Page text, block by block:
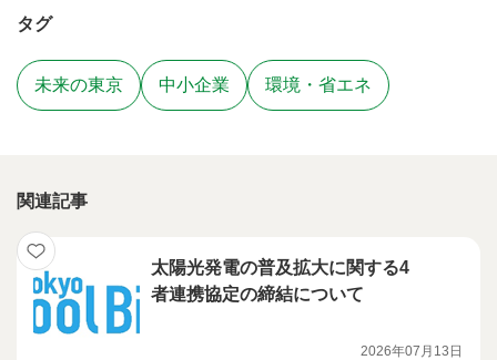
タグ
未来の東京 中小企業 環境・省エネ
関連記事
太陽光発電の普及拡大に関する4
者連携協定の締結について
2026年07月13日